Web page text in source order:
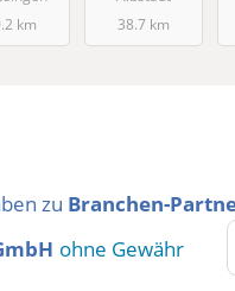
km
38.7 km
zu Branchen-
ohne Gewähr